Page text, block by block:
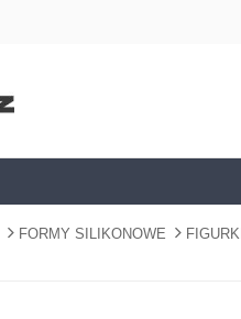
FORMY SILIKONOWE FIGURKI